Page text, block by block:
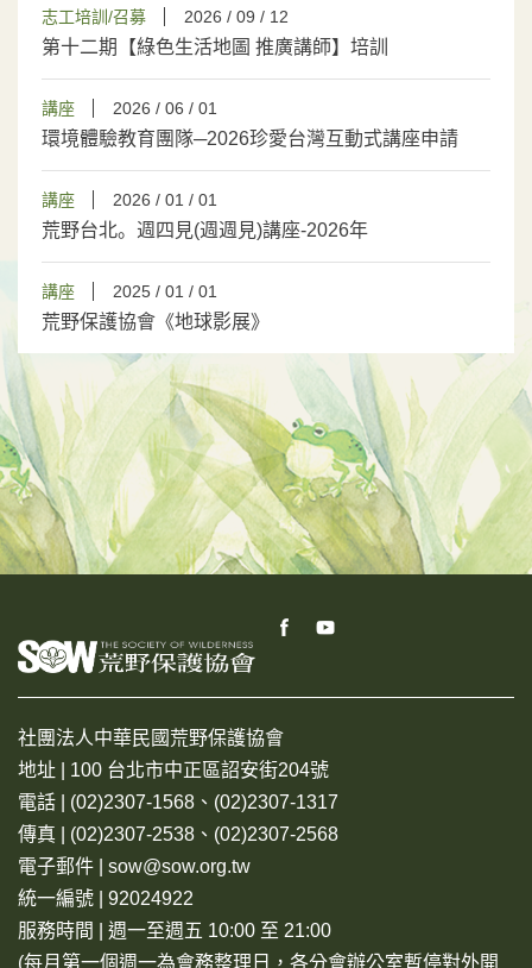
志工培訓/召募 2026 / 09 / 12
第十二期【綠色生活地圖 推廣講師】培訓
講座 2026 / 06 / 01
環境體驗教育團隊─2026珍愛台灣互動式講座申請
講座 2026 / 01 / 01
荒野台北。週四見(週週見)講座-2026年
講座 2025 / 01 / 01
荒野保護協會《地球影展》
社團法人中華民國荒野保護協會
地址 | 100 台北市中正區詔安街204號
電話 | (02)2307-1568、(02)2307-1317
傳真 | (02)2307-2538、(02)2307-2568
電子郵件 | sow@sow.org.tw
統一編號 | 92024922
服務時間 | 週一至週五 10:00 至 21:00
(每月第一個週一為會務整理日，各分會辦公室暫停對外開